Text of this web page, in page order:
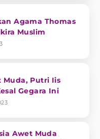
Agama Thomas
Muslim
Muda, Putri Iis
Gegara Ini
Awet Muda